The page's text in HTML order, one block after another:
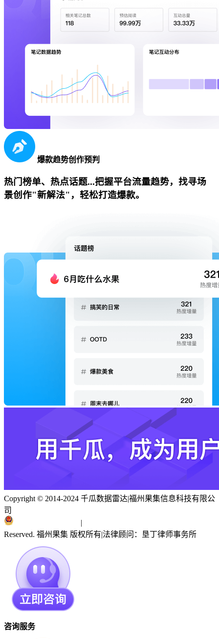
爆款趋势创作预判
热门榜单、热点话题...把握平台流量趋势，找寻场
景创作"新解法"，轻松打造爆款。
Copyright © 2014-2024 千瓜数据雷达|福州果集信息科技有限公
司
|
Reserved. 福州果集 版权所有|法律顾问：垦丁律师事务所
咨询服务